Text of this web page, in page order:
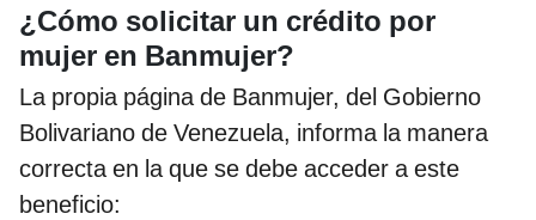
¿Cómo solicitar un crédito por
mujer en Banmujer?
La propia página de Banmujer, del Gobierno
Bolivariano de Venezuela, informa la manera
correcta en la que se debe acceder a este
beneficio: